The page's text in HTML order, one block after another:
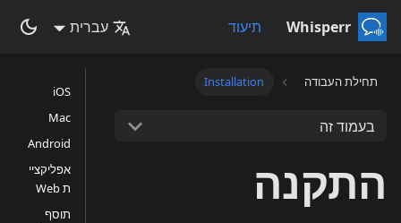
Whisperr תיעוד עברית
תחילת העבודה Installation
בעמוד זה
התקנה
iOS
Mac
Android
אפליקציי
ת Web
תוסף